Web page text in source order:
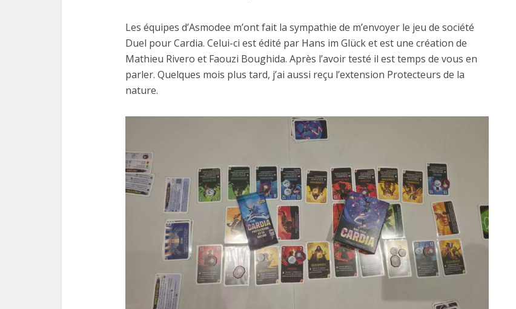
Les équipes d’Asmodee m’ont fait la sympathie de m’envoyer le jeu de société
Duel pour Cardia. Celui-ci est édité par Hans im Glück et est une création de
Mathieu Rivero et Faouzi Boughida. Après l’avoir testé il est temps de vous en
parler. Quelques mois plus tard, j’ai aussi reçu l’extension Protecteurs de la
nature.